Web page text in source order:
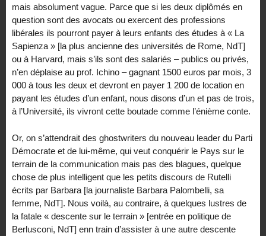
mais absolument vague. Parce que si les deux diplômés en
question sont des avocats ou exercent des professions
libérales ils pourront payer à leurs enfants des études à « La
Sapienza » [la plus ancienne des universités de Rome, NdT]
ou à Harvard, mais s’ils sont des salariés – publics ou privés,
n’en déplaise au prof. Ichino – gagnant 1500 euros par mois, 3
000 à tous les deux et devront en payer 1 200 de location en
payant les études d’un enfant, nous disons d’un et pas de trois,
à l’Université, ils vivront cette boutade comme l’énième conte.
Or, on s’attendrait des ghostwriters du nouveau leader du Parti
Démocrate et de lui-même, qui veut conquérir le Pays sur le
terrain de la communication mais pas des blagues, quelque
chose de plus intelligent que les petits discours de Rutelli
écrits par Barbara [la journaliste Barbara Palombelli, sa
femme, NdT]. Nous voilà, au contraire, à quelques lustres de
la fatale « descente sur le terrain » [entrée en politique de
Berlusconi, NdT] enn train d’assister à une autre descente